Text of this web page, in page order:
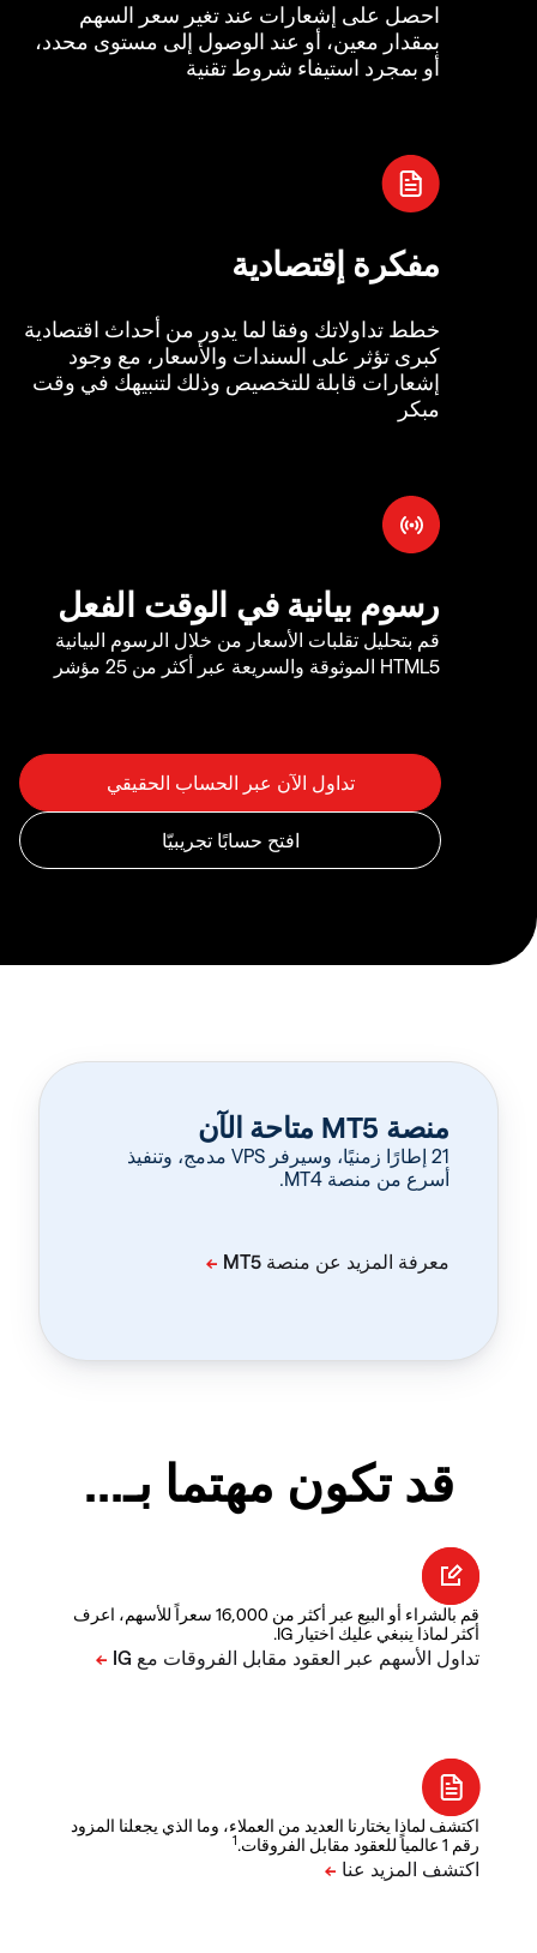
احصل على إشعارات عند تغير سعر السهم
بمقدار معين، أو عند الوصول إلى مستوى محدد،
أو بمجرد استيفاء شروط تقنية
مفكرة إقتصادية
خطط تداولاتك وفقا لما يدور من أحداث اقتصادية
كبرى تؤثر على السندات والأسعار، مع وجود
إشعارات قابلة للتخصيص وذلك لتنبيهك في وقت
مبكر
رسوم بيانية في الوقت الفعل
قم بتحليل تقلبات الأسعار من خلال الرسوم البيانية
HTML5 الموثوقة والسريعة عبر أكثر من 25 مؤشر
منصة MT5 متاحة الآن
‏21 إطارًا زمنيًا، وسيرفر VPS مدمج، وتنفيذ
أسرع من منصة MT4.
قد تكون مهتما بـ...
قم بالشراء أو البيع عبر أكثر من 16,000 سعراً للأسهم، اعرف
أكثر لماذا ينبغي عليك اختيار IG.
اكتشف لماذا يختارنا العديد من العملاء، وما الذي يجعلنا المزود
رقم 1 عالمياً للعقود مقابل الفروقات.
1